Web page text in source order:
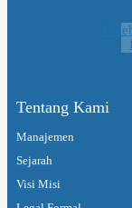
Tentang Kami
Manajemen
Sejarah
Visi Misi